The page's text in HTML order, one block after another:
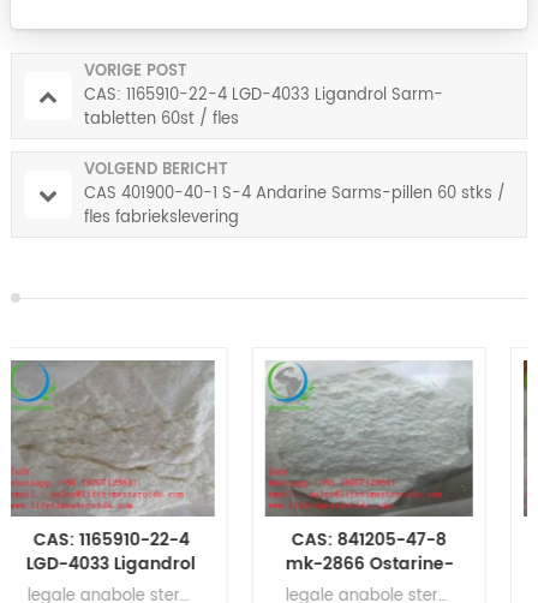
VORIGE POST
CAS: 1165910-22-4 LGD-4033 Ligandrol Sarm-
tabletten 60st / fles
VOLGEND BERICHT
CAS 401900-40-1 S-4 Andarine Sarms-pillen 60 stks /
fles fabriekslevering
CAS: 841205-47-8
mk-2866 Ostarine-
tablettenpillen Sarm
CAS: 25614-03-3
Bromocritine-
tabletten Pillen Sarm